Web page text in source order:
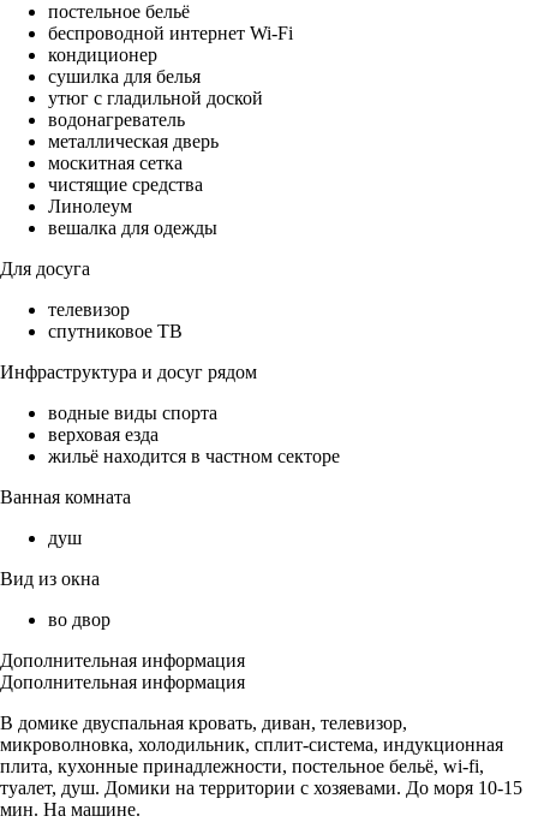
постельное бельё
беспроводной интернет Wi-Fi
кондиционер
сушилка для белья
утюг с гладильной доской
водонагреватель
металлическая дверь
москитная сетка
чистящие средства
Линолеум
вешалка для одежды
Для досуга
телевизор
спутниковое ТВ
Инфраструктура и досуг рядом
водные виды спорта
верховая езда
жильё находится в частном секторе
Ванная комната
душ
Вид из окна
во двор
Дополнительная информация
Дополнительная информация
В домике двуспальная кровать, диван, телевизор,
микроволновка, холодильник, сплит-система, индукционная
плита, кухонные принадлежности, постельное бельё, wi-fi,
туалет, душ. Домики на территории с хозяевами. До моря 10-15
мин. На машине.